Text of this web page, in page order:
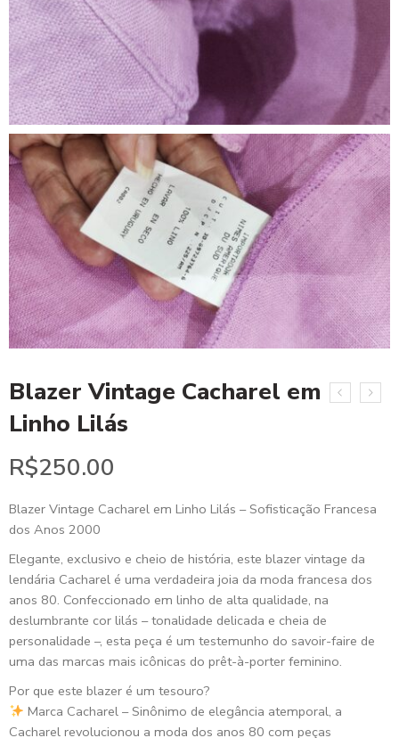
Blazer Vintage Cacharel em
Linho Lilás
R$250.00
Blazer Vintage Cacharel em Linho Lilás – Sofisticação Francesa
dos Anos 2000
Elegante, exclusivo e cheio de história, este blazer vintage da
lendária Cacharel é uma verdadeira joia da moda francesa dos
anos 80. Confeccionado em linho de alta qualidade, na
deslumbrante cor lilás – tonalidade delicada e cheia de
personalidade –, esta peça é um testemunho do savoir-faire de
uma das marcas mais icônicas do prêt-à-porter feminino.
Por que este blazer é um tesouro?
Marca Cacharel – Sinônimo de elegância atemporal, a
Cacharel revolucionou a moda dos anos 80 com peças